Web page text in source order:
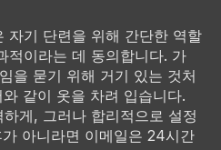
자기 단련을 위해 간단한 역할
적이라는 데 동의합니다. 가
을 묻기 위해 거기 있는 것처
같이 옷을 차려 입습니다.
게, 그러나 합리적으로 설정
아니라면 이메일은 24시간